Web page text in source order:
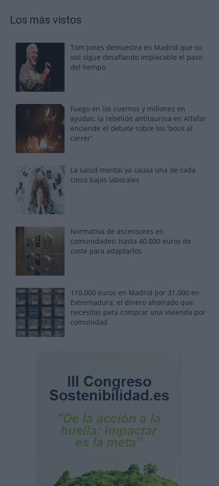
Los más vistos
Tom Jones demuestra en Madrid que su
voz sigue desafiando implacable el paso
del tiempo
Fuego en los cuernos y millones en
ayudas: la rebelión antitaurina en Alfafar
enciende el debate sobre los 'bous al
carrer'
La salud mental ya causa una de cada
cinco bajas laborales
Normativa de ascensores en
comunidades: hasta 40.000 euros de
coste para adaptarlos
110.000 euros en Madrid por 31.000 en
Extremadura: el dinero ahorrado que
necesitas para comprar una vivienda por
comunidad